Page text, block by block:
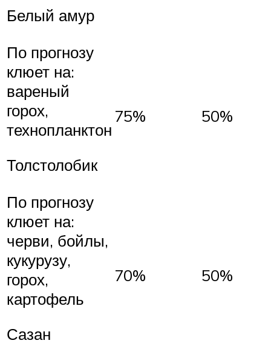
Белый амур
По прогнозу
клюет на:
вареный
горох,
технопланктон
Толстолобик
75% 50%
По прогнозу
клюет на:
черви, бойлы,
кукурузу,
горох,
картофель
Сазан
70% 50%